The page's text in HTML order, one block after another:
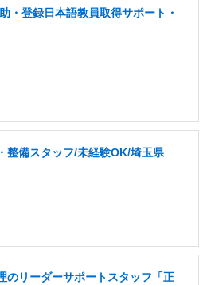
・登録日本語教員取得サポート・
整備スタッフ/未経験OK/埼玉県
のリーダーサポートスタッフ「正